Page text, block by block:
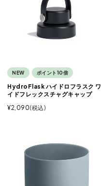
NEW ポイント10倍
HydroFlask ハイドロフラスク ワ
イドフレックスチャグキャップ
¥2,090 税込